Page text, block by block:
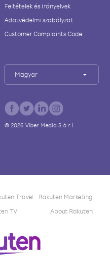
Feltételek és irányelvek
Adatvédelmi szabályzat
Customer Complaints Code
Magyar
© 2026Viber Media S.à r.l.
Travel
Rakuten Marketing
TV About Rakuten